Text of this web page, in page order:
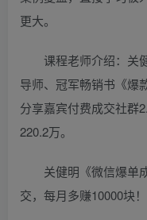
更大。
课程老师介绍：关
导师、冠军畅销书《爆
分享嘉宾付费成交社群
220.2万。
关健明《微信爆单
交，每月多赚10000块